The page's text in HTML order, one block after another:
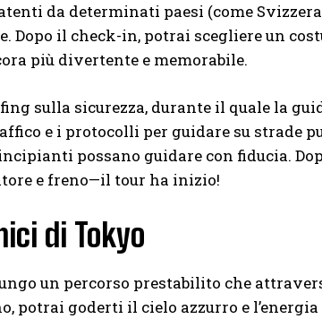
da determinati paesi (come
Dopo il check-in, potrai scegliere un
più divertente e memorabile.
sulla sicurezza, durante il quale la
e i protocolli per guidare su strade
possano guidare con fiducia.
e freno—il tour ha inizio!
di Tokyo
un percorso prestabilito che
potrai goderti il cielo azzurro e